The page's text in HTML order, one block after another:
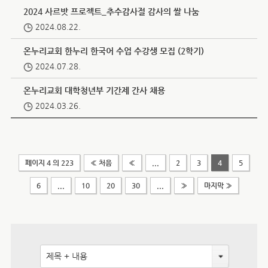
2024 사르밧 프로젝트_추수감사절 감사의 쌀 나눔
2024.08.22.
온누리교회 한누리 한국어 수업 수강생 모집 (2학기)
2024.07.28.
온누리교회 대학청년부 기간제 간사 채용
2024.03.26.
페이지 4 의 223 « 처음 « 2 3 4 5
6 10 20 30 » 마지막 »
제목 + 내용